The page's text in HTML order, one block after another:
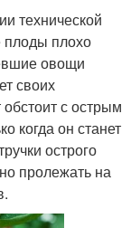
технической
плоды плохо
овощи
своих
с острым
когда он станет
острого
пролежать на